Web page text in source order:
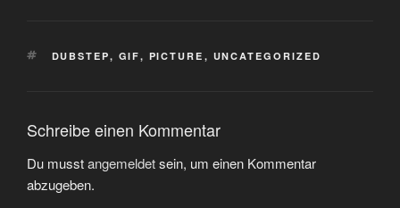
SCHLAGWÖRTER
DUBSTEP, GIF, PICTURE , UNCATEGORIZED
Schreibe einen Kommentar
Du musstangemeldetsein, um einen Kommentar
abzugeben.